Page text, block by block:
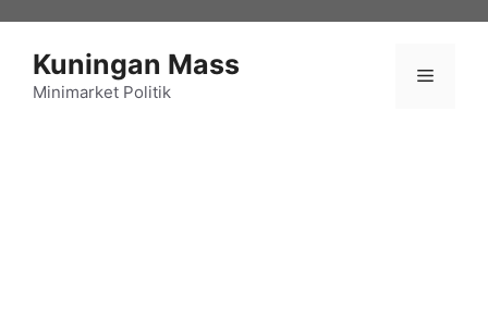
Kuningan Mass
Minimarket Politik
Menu